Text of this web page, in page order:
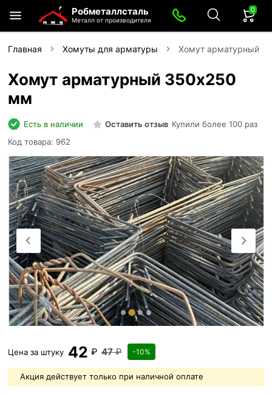
Робметаллсталь
Металл от производителя
0
Главная Хомуты для арматуры Хомут арматурный
Хомут арматурный 350х250
мм
Есть в наличии Оставить отзыв Купили более 100 раз
Код товара: 962
Цена за штуку 42 ₽ 47₽ -10%
Акция действует только при наличной оплате